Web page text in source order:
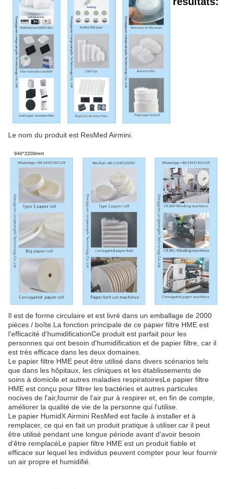
Le nom du produit est ResMed Airmini.
Il est de forme circulaire et est livré dans un emballage de 2000
pièces / boîte.La fonction principale de ce papier filtre HME est
l'efficacité d'humidificationCe produit est parfait pour les
personnes qui ont besoin d'humidification et de papier filtre, car il
est très efficace dans les deux domaines.
Le papier filtre HME peut être utilisé dans divers scénarios tels
que dans les hôpitaux, les cliniques et les établissements de
soins à domicile.et autres maladies respiratoiresLe papier filtre
HME est conçu pour filtrer les bactéries et autres particules
nocives de l'air,fournir de l'air pur à respirer et, en fin de compte,
améliorer la qualité de vie de la personne qui l'utilise.
Le papier HumidX Airmini ResMed est facile à installer et à
remplacer, ce qui en fait un produit pratique à utiliser.car il peut
être utilisé pendant une longue période avant d'avoir besoin
d'être remplacéLe papier filtre HME est un produit fiable et
efficace sur lequel les individus peuvent compter pour leur fournir
un air propre et humidifié.